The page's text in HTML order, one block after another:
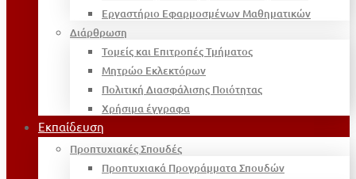
Εργαστήριο Εφαρμοσμένων Μαθηματικών
Διάρθρωση
Τομείς και Επιτροπές Τμήματος
Μητρώο Εκλεκτόρων
Πολιτική Διασφάλισης Ποιότητας
Χρήσιμα έγγραφα
Εκπαίδευση
Προπτυχιακές Σπουδές
Προπτυχιακά Προγράμματα Σπουδών